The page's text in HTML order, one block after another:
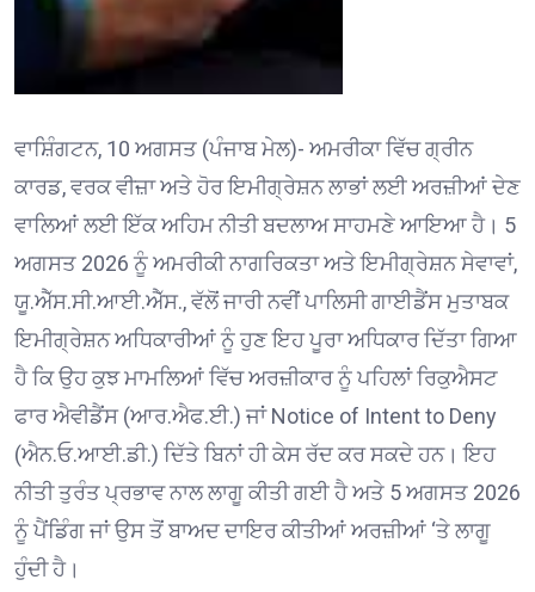
ਵਾਸ਼ਿੰਗਟਨ, 10 ਅਗਸਤ (ਪੰਜਾਬ ਮੇਲ)- ਅਮਰੀਕਾ ਵਿੱਚ ਗ੍ਰੀਨ
ਕਾਰਡ, ਵਰਕ ਵੀਜ਼ਾ ਅਤੇ ਹੋਰ ਇਮੀਗ੍ਰੇਸ਼ਨ ਲਾਭਾਂ ਲਈ ਅਰਜ਼ੀਆਂ ਦੇਣ
ਵਾਲਿਆਂ ਲਈ ਇੱਕ ਅਹਿਮ ਨੀਤੀ ਬਦਲਾਅ ਸਾਹਮਣੇ ਆਇਆ ਹੈ। 5
ਅਗਸਤ 2026 ਨੂੰ ਅਮਰੀਕੀ ਨਾਗਰਿਕਤਾ ਅਤੇ ਇਮੀਗ੍ਰੇਸ਼ਨ ਸੇਵਾਵਾਂ,
ਯੂ.ਐੱਸ.ਸੀ.ਆਈ.ਐੱਸ., ਵੱਲੋਂ ਜਾਰੀ ਨਵੀਂ ਪਾਲਿਸੀ ਗਾਈਡੈਂਸ ਮੁਤਾਬਕ
ਇਮੀਗ੍ਰੇਸ਼ਨ ਅਧਿਕਾਰੀਆਂ ਨੂੰ ਹੁਣ ਇਹ ਪੂਰਾ ਅਧਿਕਾਰ ਦਿੱਤਾ ਗਿਆ
ਹੈ ਕਿ ਉਹ ਕੁਝ ਮਾਮਲਿਆਂ ਵਿੱਚ ਅਰਜ਼ੀਕਾਰ ਨੂੰ ਪਹਿਲਾਂ ਰਿਕੁਐਸਟ
ਫਾਰ ਐਵੀਡੈਂਸ (ਆਰ.ਐਫ.ਈ.) ਜਾਂ Notice of Intent to Deny
(ਐਨ.ਓ.ਆਈ.ਡੀ.) ਦਿੱਤੇ ਬਿਨਾਂ ਹੀ ਕੇਸ ਰੱਦ ਕਰ ਸਕਦੇ ਹਨ। ਇਹ
ਨੀਤੀ ਤੁਰੰਤ ਪ੍ਰਭਾਵ ਨਾਲ ਲਾਗੂ ਕੀਤੀ ਗਈ ਹੈ ਅਤੇ 5 ਅਗਸਤ 2026
ਨੂੰ ਪੈਂਡਿੰਗ ਜਾਂ ਉਸ ਤੋਂ ਬਾਅਦ ਦਾਇਰ ਕੀਤੀਆਂ ਅਰਜ਼ੀਆਂ ‘ਤੇ ਲਾਗੂ
ਹੁੰਦੀ ਹੈ।